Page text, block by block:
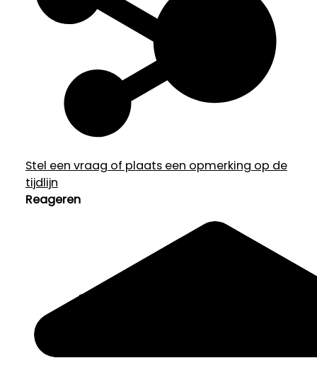
Stel een vraag of plaats een opmerking op de
tijdlijn
Reageren